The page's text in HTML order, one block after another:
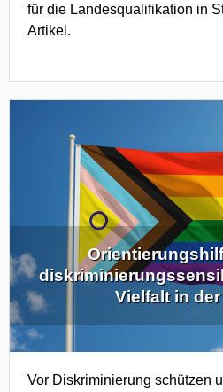
für die Landesqualifikation in
Artikel.
Vielfalt in
Vor Diskriminierung schützen